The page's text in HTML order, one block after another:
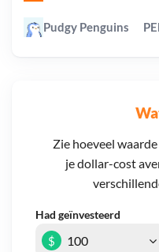
Zie hoeveel
je dollar-cost
Had geïnvesteerd
$
Pudgy Penguins